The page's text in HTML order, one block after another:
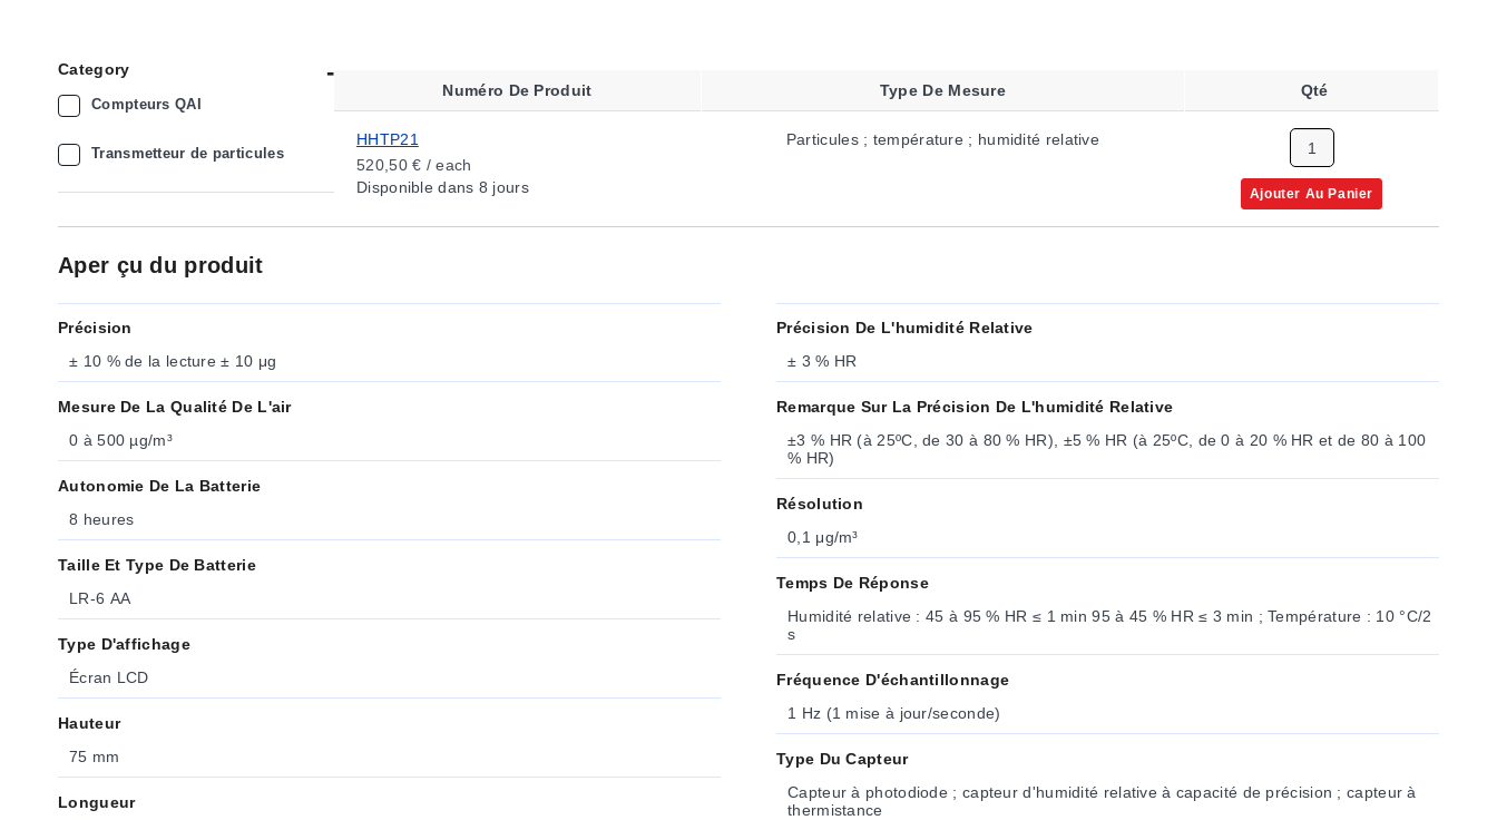
Category
Compteurs QAI
Transmetteur de particules
Numéro De Produit Type De Mesure Qté
HHTP21
520,50 € / each
Disponible dans 8 jours
Particules ; température ; humidité relative
Ajouter Au Panier
Aper çu du produit
Précision
± 10 % de la lecture ± 10 μg
Mesure De La Qualité De L'air
0 à 500 µg/m³
Autonomie De La Batterie
8 heures
Taille Et Type De Batterie
LR-6 AA
Type D'affichage
Écran LCD
Hauteur
75 mm
Longueur
Précision De L'humidité Relative
± 3 % HR
Remarque Sur La Précision De L'humidité Relative
±3 % HR (à 25ºC, de 30 à 80 % HR), ±5 % HR (à 25ºC, de 0 à 20 % HR et de 80 à 100
% HR)
Résolution
0,1 μg/m³
Temps De Réponse
Humidité relative : 45 à 95 % HR ≤ 1 min 95 à 45 % HR ≤ 3 min ; Température : 10 °C/2
s
Fréquence D'échantillonnage
1 Hz (1 mise à jour/seconde)
Type Du Capteur
Capteur à photodiode ; capteur d'humidité relative à capacité de précision ; capteur à
thermistance